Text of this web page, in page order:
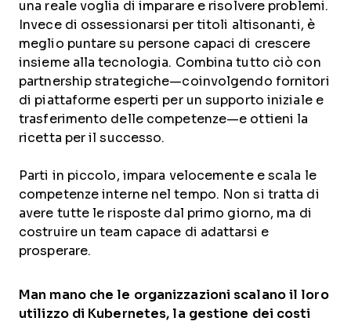
una reale voglia di imparare e risolvere problemi.
Invece di ossessionarsi per titoli altisonanti, è
meglio puntare su persone capaci di crescere
insieme alla tecnologia. Combina tutto ciò con
partnership strategiche—coinvolgendo fornitori
di piattaforme esperti per un supporto iniziale e
trasferimento delle competenze—e ottieni la
ricetta per il successo.
Parti in piccolo, impara velocemente e scala le
competenze interne nel tempo. Non si tratta di
avere tutte le risposte dal primo giorno, ma di
costruire un team capace di adattarsi e
prosperare.
Man mano che le organizzazioni scalano il loro
utilizzo di Kubernetes, la gestione dei costi